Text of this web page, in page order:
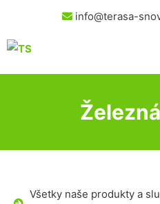
info@terasa-
Všetky naše produkty a